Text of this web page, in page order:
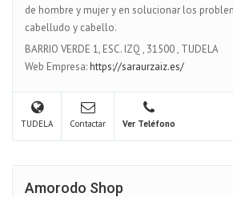
de hombre y mujer y en solucionar los
cabelludo y cabello.
BARRIO VERDE 1, ESC. IZQ , 31500, TUDELA
Web Empresa:https://saraurzaiz.es/
TUDELA Contactar Ver Teléfono
Amorodo Shop